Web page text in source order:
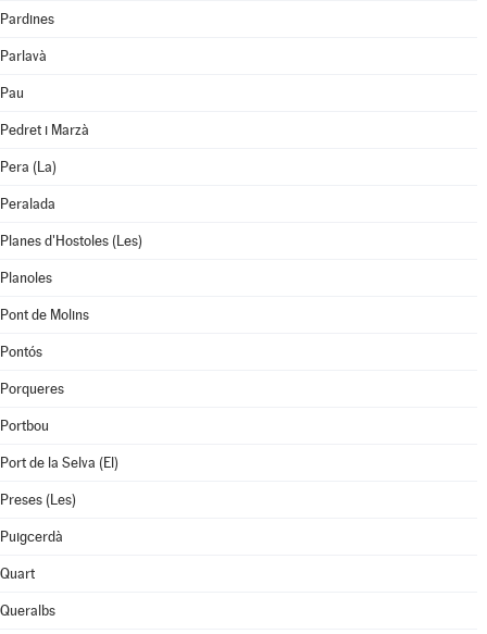
Pardines
Parlavà
Pau
Pedret i Marzà
Pera (La)
Peralada
Planes d'Hostoles (Les)
Planoles
Pont de Molins
Pontós
Porqueres
Portbou
Port de la Selva (El)
Preses (Les)
Puigcerdà
Quart
Queralbs